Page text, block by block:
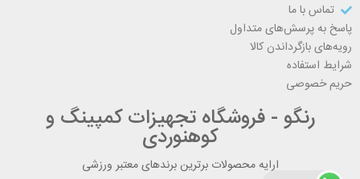
تماس با ما
پاسخ به پرسش‌های متداول
رویه‌های بازگرداندن کالا
شرایط استفاده
حریم خصوصی
رنگو - فروشگاه تجهیزات کمپینگ و
کوهنوردی
ارایه محصولات برترین برندهای معتبر ورزشی